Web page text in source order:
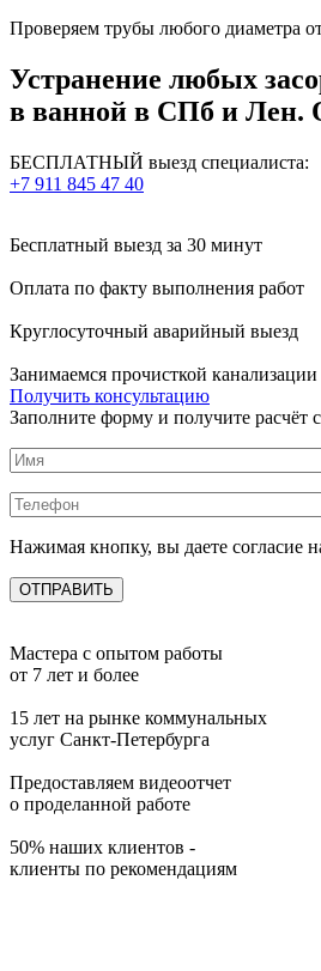
Проверяем трубы любого диаметра
Устранение любых
в ванной в СПб и Лен.
БЕСПЛАТНЫЙ выезд специалиста:
+7 911 845 47 40
Бесплатный выезд за 30 минут
Оплата по факту выполнения работ
Круглосуточный аварийный выезд
Занимаемся прочисткой канализации
Получить консультацию
Заполните форму и получите расчёт
Нажимая кнопку, вы даете согласие
Мастера с опытом работы
от 7 лет и более
15 лет на рынке коммунальных
услуг Санкт-Петербурга
Предоставляем видеоотчет
о проделанной работе
50% наших клиентов -
клиенты по рекомендациям